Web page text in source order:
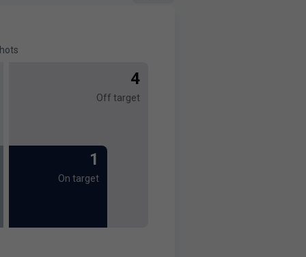
4
Off target
1
On target